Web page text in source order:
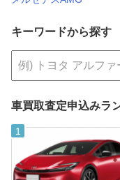
キーワードから探す
車買取査定申込みラ